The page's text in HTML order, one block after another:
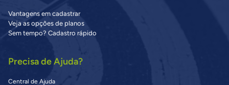
Vantagens em cadastrar
Veja as opções de planos
Sem tempo? Cadastro rápido
Precisa de Ajuda?
Central de Ajuda